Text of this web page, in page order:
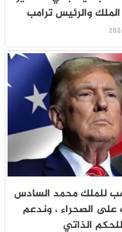
الملك والرئيس ترامب
للملك محمد السادس
الصحراء ، وندعم
الذاتي